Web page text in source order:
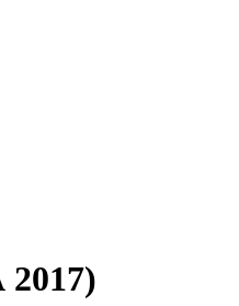
2017)